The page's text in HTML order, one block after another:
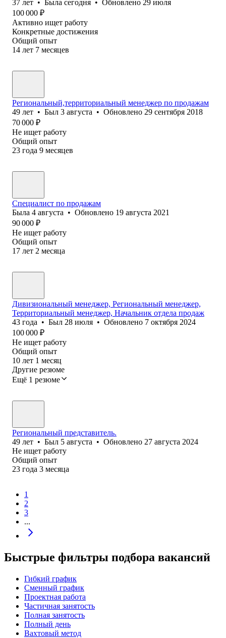
37 лет • Была сегодня • Обновлено 29 июля
100 000 ₽
Активно ищет работу
Конкретные достижения
Общий опыт
14 лет 7 месяцев
Региональный,территориальный менеджер по продажам
49 лет • Был 3 августа • Обновлено 29 сентября 2018
70 000 ₽
Не ищет работу
Общий опыт
23 года 9 месяцев
Специалист по продажам
Была 4 августа • Обновлено 19 августа 2021
90 000 ₽
Не ищет работу
Общий опыт
17 лет 2 месяца
Дивизиональный менеджер, Региональный менеджер,
Территориальный менеджер, Начальник отдела продаж
43 года • Был 28 июля • Обновлено 7 октября 2024
100 000 ₽
Не ищет работу
Общий опыт
10 лет 1 месяц
Другие резюме
Ещё 1 резюме
Региональный представитель.
49 лет • Был 5 августа • Обновлено 27 августа 2024
Не ищет работу
Общий опыт
23 года 3 месяца
1
2
3
...
Быстрые фильтры подбора вакансий
Гибкий график
Сменный график
Проектная работа
Частичная занятость
Полная занятость
Полный день
Вахтовый метод